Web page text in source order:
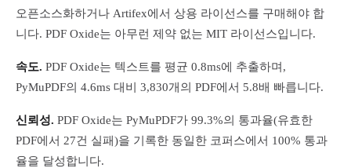
오픈소스화하거나 Artifex에서 상용 라이선스를 구매해야 합
니다. PDF Oxide는 아무런 제약 없는 MIT 라이선스입니다.
속도. PDF Oxide는 텍스트를 평균 0.8ms에 추출하며,
PyMuPDF의 4.6ms 대비 3,830개의 PDF에서 5.8배 빠릅니다.
신뢰성. PDF Oxide는 PyMuPDF가 99.3%의 통과율(유효한
PDF에서 27건 실패)을 기록한 동일한 코퍼스에서 100% 통과
율을 달성합니다.